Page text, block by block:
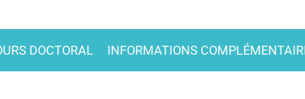
DOCTORAL INFORMATIONS